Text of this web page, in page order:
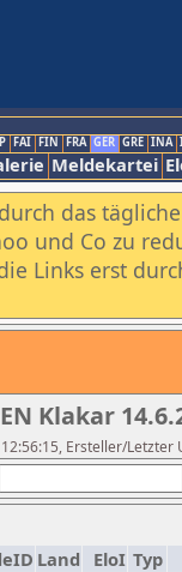
FAI FIN FRA GER GRE INA
Meldekartei
das
und Co zu
Links erst
Klakar
Ersteller/Letzter
Land EloI Typ